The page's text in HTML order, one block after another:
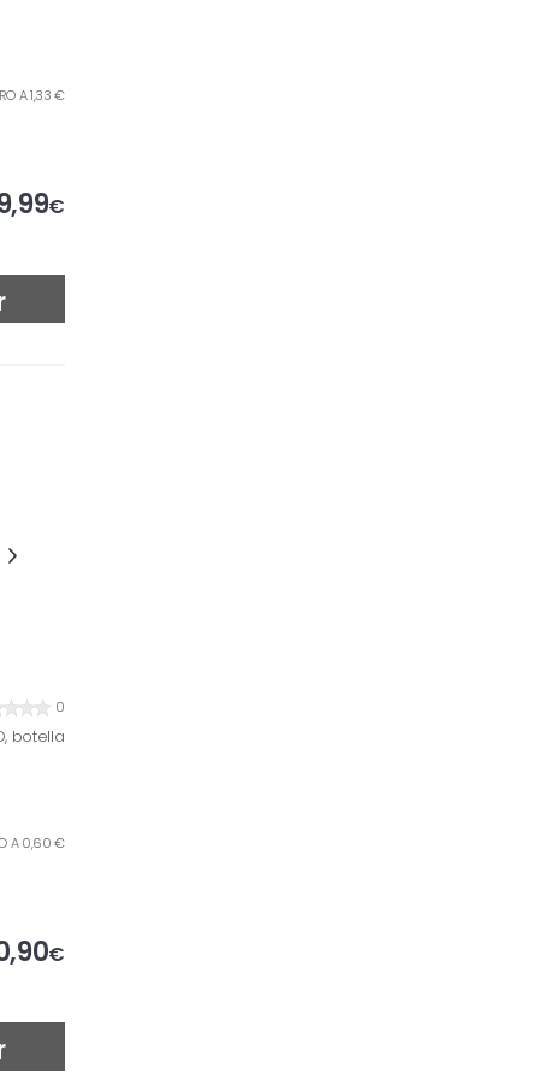
A 1,33 €
€
0
botella
A 0,60 €
€